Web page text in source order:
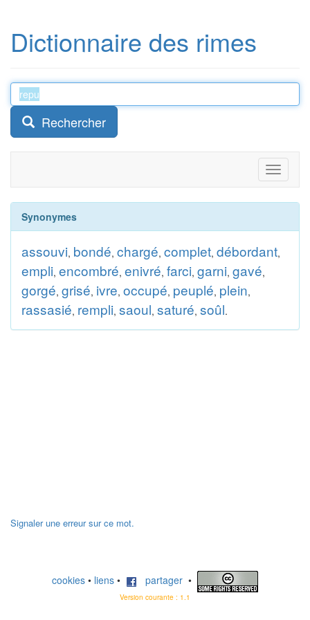
Dictionnaire des rimes
Rechercher
Toggle
Synonymes
assouvi, bondé, chargé, complet, débordant,
empli, encombré, enivré, farci, garni, gavé,
gorgé, grisé, ivre, occupé, peuplé, plein,
rassasié, rempli, saoul, saturé, soûl.
Signaler une erreur sur ce mot.
cookies • liens • partager •
Version courante : 1.1